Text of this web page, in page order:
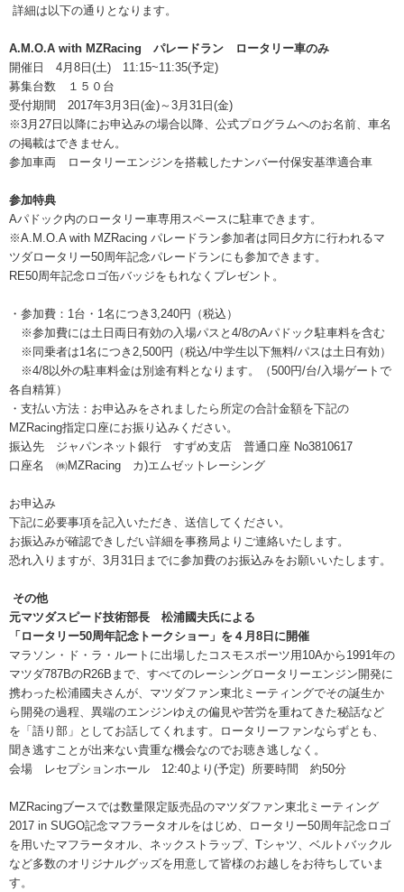
詳細は以下の通りとなります。
A.M.O.A with MZRacing パレードラン ロータリー車のみ
開催日 4月8日(土) 11:15~11:35(予定)
募集台数 １５０台
受付期間 2017年3月3日(金)～3月31日(金)
※3月27日以降にお申込みの場合以降、公式プログラムへのお名前、車名
の掲載はできません。
参加車両 ロータリーエンジンを搭載したナンバー付保安基準適合車
参加特典
Aパドック内のロータリー車専用スペースに駐車できます。
※A.M.O.A with MZRacing パレードラン参加者は同日夕方に行われるマ
ツダロータリー50周年記念パレードランにも参加できます。
RE50周年記念ロゴ缶バッジをもれなくプレゼント。
・参加費：1台・1名につき3,240円（税込）
※参加費には土日両日有効の入場パスと4/8のAパドック駐車料を含む
※同乗者は1名につき2,500円（税込/中学生以下無料/パスは土日有効）
※4/8以外の駐車料金は別途有料となります。（500円/台/入場ゲートで
各自精算）
・支払い方法：お申込みをされましたら所定の合計金額を下記の
MZRacing指定口座にお振り込みください。
振込先 ジャパンネット銀行 すずめ支店 普通口座 No3810617
口座名 ㈱MZRacing カ)エムゼットレーシング
お申込み
下記に必要事項を記入いただき、送信してください。
お振込みが確認できしだい詳細を事務局よりご連絡いたします。
恐れ入りますが、3月31日までに参加費のお振込みをお願いいたします。
その他
元マツダスピード技術部長 松浦國夫氏による
「ロータリー50周年記念トークショー」を４月8日に開催
マラソン・ド・ラ・ルートに出場したコスモスポーツ用10Aから1991年の
マツダ787BのR26Bまで、すべてのレーシングロータリーエンジン開発に
携わった松浦國夫さんが、マツダファン東北ミーティングでその誕生か
ら開発の過程、異端のエンジンゆえの偏見や苦労を重ねてきた秘話など
を「語り部」としてお話してくれます。ロータリーファンならずとも、
聞き逃すことが出来ない貴重な機会なのでお聴き逃しなく。
会場 レセプションホール 12:40より(予定) 所要時間 約50分
MZRacingブースでは数量限定販売品のマツダファン東北ミーティング
2017 in SUGO記念マフラータオルをはじめ、ロータリー50周年記念ロゴ
を用いたマフラータオル、ネックストラップ、Tシャツ、ベルトバックル
など多数のオリジナルグッズを用意して皆様のお越しをお待ちしていま
す。